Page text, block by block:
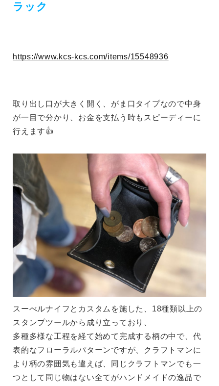
ラック
https://www.kcs-kcs.com/items/15548936
取り出し口が大きく開く、がま口タイプなので中身
が一目で分かり、お金を支払う時もスピーディーに
行えます👍
スーべルナイフとカスタムを施した、18種類以上の
スタンプツールから成り立っており、
多種多様な工程を経て始めて完成する柄の中で、代
表的なフローラルパターンですが、クラフトマンに
より柄の雰囲気も違えば、同じクラフトマンでも一
つとして同じ物はない全てがハンドメイドの逸品で